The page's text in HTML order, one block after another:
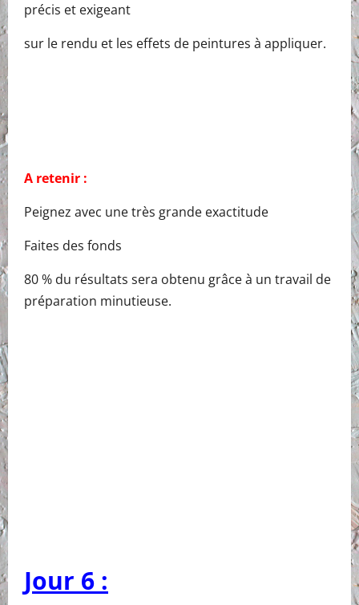
précis et exigeant
sur le rendu et les effets de peintures à appliquer.
A retenir :
Peignez avec une très grande exactitude
Faites des fonds
80 % du résultats sera obtenu grâce à un travail de
préparation minutieuse.
Jour 6 :